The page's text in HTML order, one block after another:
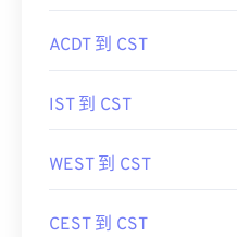
ACDT 到 CST
IST 到 CST
WEST 到 CST
CEST 到 CST